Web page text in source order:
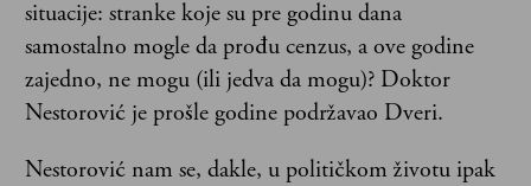
situacije: stranke koje su pre godinu dana
samostalno mogle da prođu cenzus, a ove godine
zajedno, ne mogu (ili jedva da mogu)? Doktor
Nestorović je prošle godine podržavao Dveri.
Nestorović nam se, dakle, u političkom životu ipak